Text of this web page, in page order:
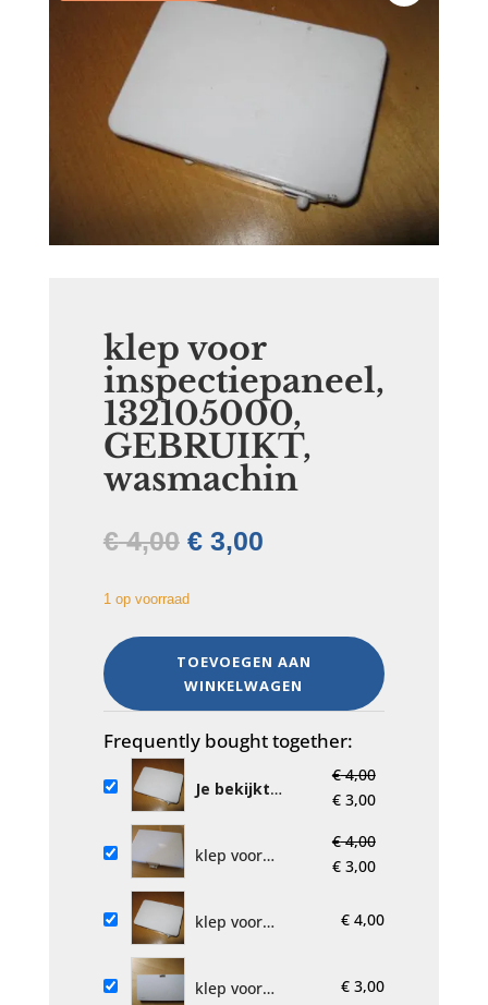
klep voor
inspectiepaneel,
132105000,
GEBRUIKT,
wasmachin
€4,00 Oorspronkelijke
prijs
was:
€3,00Huidige
1 op voorraad
klep
voor
inspectiepaneel,
132105000,
GEBRUIKT,
wasmachin
aantal
TOEVOEGEN AAN
WINKELWAGEN
Frequently bought together:
Je bekijkt
132105000,
€4,00
Oorspronkelijke
was:
€ 4,00.
€3,00Huidige
is:
€ 3,00.
klep voor
7097841,
€4,00
Oorspronkelijke
was:
€3,00Huidige
is:
klep voor
GEBRUIKT,
€ 4,00
klep voor
€ 3,00